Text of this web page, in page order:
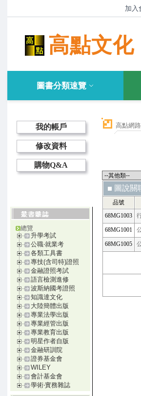
加入
高點文化
圖書分類速覽
我的帳戶
修改資料
購物Q&A
總覽
升學考試
公職‧就業考
各類工具書
專技(含司特)證照
金融證照考試
語言檢測進修
波斯納國考證照
知識達文化
大陸簡體出版
專業法學出版
專業經管出版
專業教育出版
明星作者自版
金融研訓院
證券基金會
WILEY
會計基金會
學術‧實務雜誌
高點網
圖說關
品號
68MG1003
68MG1001
68MG1005